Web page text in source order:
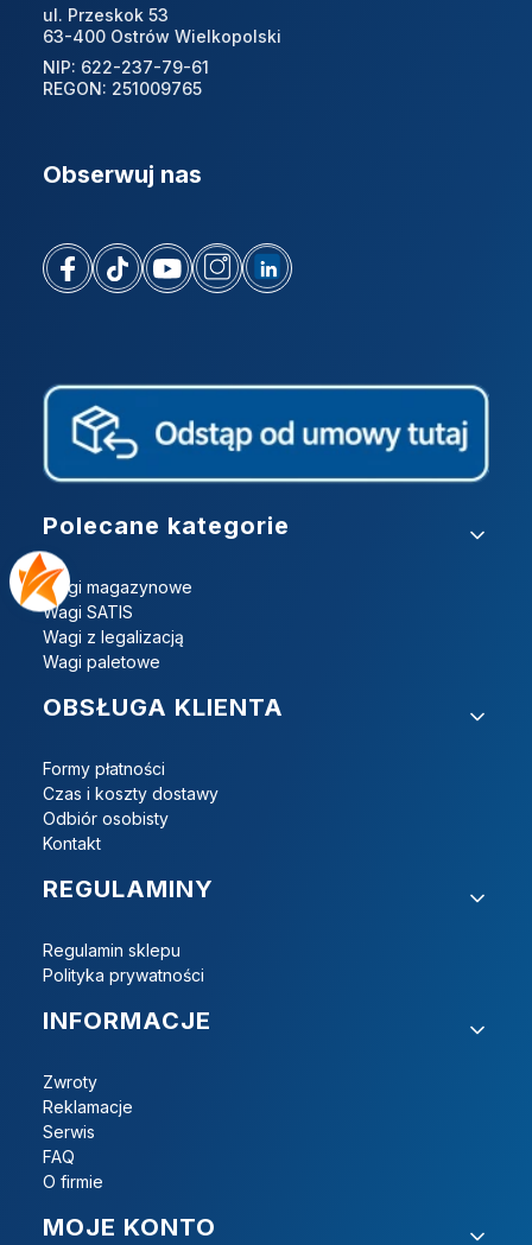
ul. Przeskok 53
63-400 Ostrów Wielkopolski
NIP: 622-237-79-61
REGON: 251009765
Obserwuj nas
Linki w stopce
Polecane kategorie
Wagi magazynowe
Wagi SATIS
Wagi z legalizacją
Wagi paletowe
OBSŁUGA KLIENTA
Formy płatności
Czas i koszty dostawy
Odbiór osobisty
Kontakt
REGULAMINY
Regulamin sklepu
Polityka prywatności
INFORMACJE
Zwroty
Reklamacje
Serwis
FAQ
O firmie
MOJE KONTO